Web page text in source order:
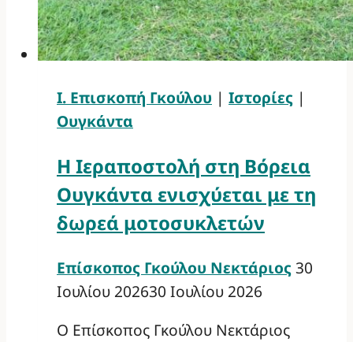
Ι. Επισκοπή Γκούλου | Ιστορίες |
Ουγκάντα
Η Ιεραποστολή στη Βόρεια
Ουγκάντα ενισχύεται με τη
δωρεά μοτοσυκλετών
Επίσκοπος Γκούλου Νεκτάριος 30
Ιουλίου 202630 Ιουλίου 2026
Ο Επίσκοπος Γκούλου Νεκτάριος